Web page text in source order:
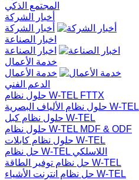
المجتمع الذكي
أخبار الشركة
أخبار الشركة
اخبار الصناعة
اخبار الصناعة
خدمة الأعمال
خدمة الأعمال
الدعم الفني
حلول نظام W-TEL FTTX
حلول نظام الألياف البصرية W-TEL
حلول نظام كبل W-TEL
حلول نظام W-TEL MDF & ODF
حلول نظام كابلات W-TEL
حل نظام W-TEL اللاسلكي
حل نظام توفير الطاقة W-TEL
حل نظام انترنت الأشياء W-TEL